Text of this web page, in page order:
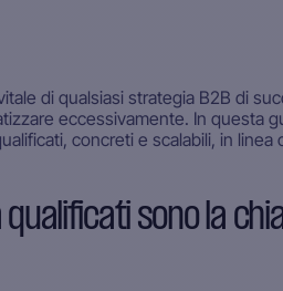
di qualsiasi strategia B2B di
eccessivamente. In questa
concreti e scalabili, in linea
sono la